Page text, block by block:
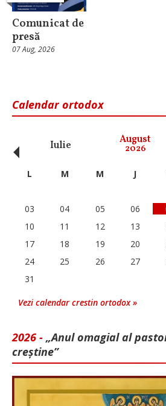
Comunicat de
presă
07 Aug, 2026
Calendar ortodox
Iulie August
2026
‹ L M M J
03
04 05 06
10
11 12 13
17
18 19 20
24
25 26 27
31
Vezi calendar crestin ortodox »
2026 - „Anul omagial al
creștine”